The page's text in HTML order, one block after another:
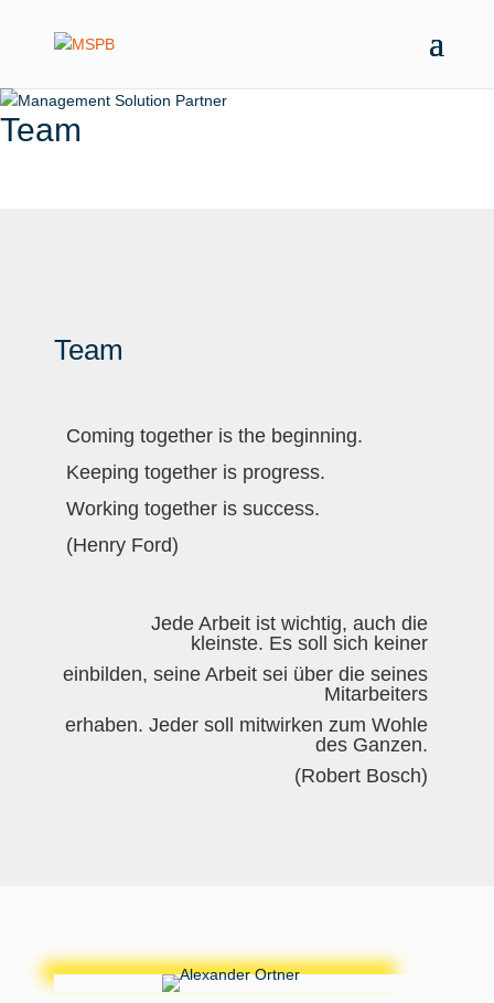
Team
Team
Coming together is the beginning.
Keeping together is progress.
Working together is success.
(Henry Ford)
Jede Arbeit ist wichtig, auch die
kleinste. Es soll sich keiner
einbilden, seine Arbeit sei über die seines
Mitarbeiters
erhaben. Jeder soll mitwirken zum Wohle
des Ganzen.
(Robert Bosch)